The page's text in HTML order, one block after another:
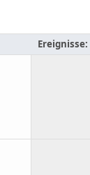
Ereignisse: